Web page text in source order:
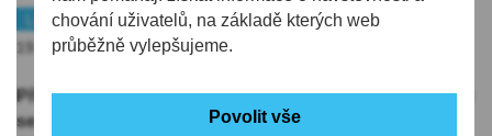
chování uživatelů, na základě kterých web
průběžně vylepšujeme.
Liberec
Školství
19.05.2026 | 16:42
Přibližně 1300 studentů čtyř libereckých středních škol
se 15. května zapojilo do prvního ročníku